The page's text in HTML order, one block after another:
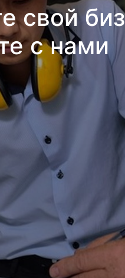
свой
с нами